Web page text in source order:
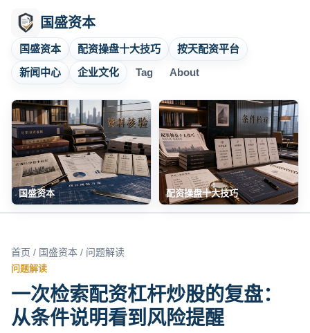
国盛资本
国盛资本 配资操盘十大技巧
按天配资平台
新闻中心
企业文化 Tag About
国盛资本 配资操盘十大技巧
首页 / 国盛资本 / 问题解读
问题解读
一次检索配资杠杆炒股的复盘：
从条件说明看到风险提醒